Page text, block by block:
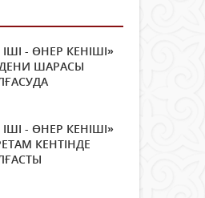
ІШІ - ӨНЕР КЕНІШІ»
ШАРАСЫ
ІШІ - ӨНЕР КЕНІШІ»
КЕНТІНДЕ